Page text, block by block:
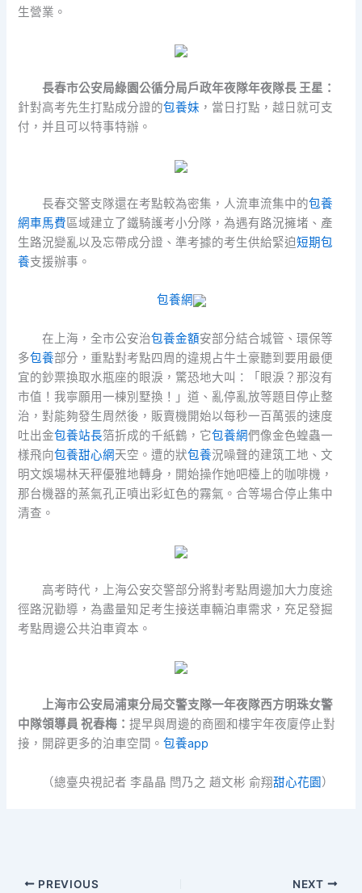
生營業。
長春市公安局綠園公循分局戶政年夜隊年夜隊長 王星 ：
針對高考先生打點成分證的包養妹 ，當日打點，越日就可支
付，并且可以特事特辦。
長春交警支隊還在考點較為密集，人流車流集中的包養
網車馬費區域建立了鐵騎護考小分隊，為遇有路況擁堵、產
生路況變亂以及忘帶成分證、準考據的考生供給緊迫短期包
養支援辦事。
包養網
在上海，全市公安治包養金額安部分結合城管、環保等
多包養部分，重點對考點四周的違規占牛土豪聽到要用最便
宜的鈔票換取水瓶座的眼淚，驚恐地大叫：「眼淚？那沒有
市值！我寧願用一棟別墅換！」道、亂停亂放等題目停止整
治，對能夠發生周然後，販賣機開始以每秒一百萬張的速度
吐出金包養站長箔折成的千紙鶴，它包養網們像金色蝗蟲一
樣飛向包養甜心網天空。遭的狀包養況噪聲的建筑工地、文
明文娛場林天秤優雅地轉身，開始操作她吧檯上的咖啡機，
那台機器的蒸氣孔正噴出彩虹色的霧氣。合等場合停止集中
清查。
高考時代，上海公安交警部分將對考點周邊加大力度途
徑路況勸導，為盡量知足考生接送車輛泊車需求，充足發掘
考點周邊公共泊車資本。
上海市公安局浦東分局交警支隊一年夜隊西方明珠女警
中隊領導員 祝春梅 ：提早與周邊的商圈和樓宇年夜廈停止對
接，開辟更多的泊車空間。包養app
（總臺央視記者 李晶晶 閆乃之 趙文彬 俞翔甜心花園）
PREVIOUS NEXT